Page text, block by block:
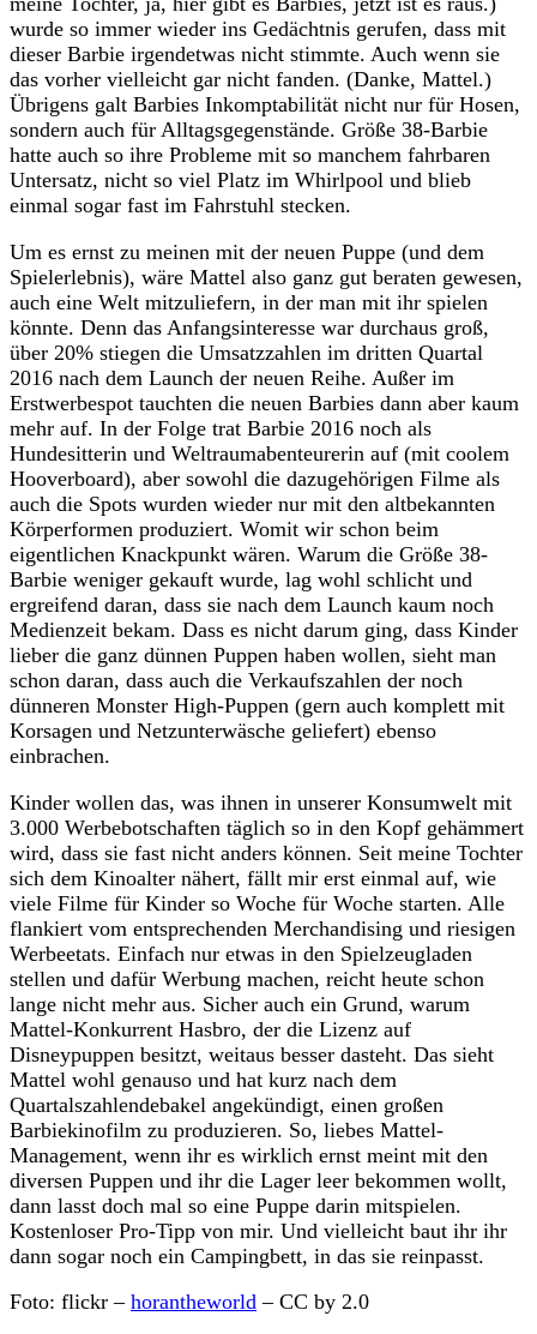
wurde so immer wieder ins Gedächtnis gerufen, dass mit
dieser Barbie irgendetwas nicht stimmte. Auch wenn sie
das vorher vielleicht gar nicht fanden. (Danke, Mattel.)
Übrigens galt Barbies Inkomptabilität nicht nur für Hosen,
sondern auch für Alltagsgegenstände. Größe 38-Barbie
hatte auch so ihre Probleme mit so manchem fahrbaren
Untersatz, nicht so viel Platz im Whirlpool und blieb
einmal sogar fast im Fahrstuhl stecken.
Um es ernst zu meinen mit der neuen Puppe (und dem
Spielerlebnis), wäre Mattel also ganz gut beraten gewesen,
auch eine Welt mitzuliefern, in der man mit ihr spielen
könnte. Denn das Anfangsinteresse war durchaus groß,
über 20% stiegen die Umsatzzahlen im dritten Quartal
2016 nach dem Launch der neuen Reihe. Außer im
Erstwerbespot tauchten die neuen Barbies dann aber kaum
mehr auf. In der Folge trat Barbie 2016 noch als
Hundesitterin und Weltraumabenteurerin auf (mit coolem
Hooverboard), aber sowohl die dazugehörigen Filme als
auch die Spots wurden wieder nur mit den altbekannten
Körperformen produziert. Womit wir schon beim
eigentlichen Knackpunkt wären. Warum die Größe 38-
Barbie weniger gekauft wurde, lag wohl schlicht und
ergreifend daran, dass sie nach dem Launch kaum noch
Medienzeit bekam. Dass es nicht darum ging, dass Kinder
lieber die ganz dünnen Puppen haben wollen, sieht man
schon daran, dass auch die Verkaufszahlen der noch
dünneren Monster High-Puppen (gern auch komplett mit
Korsagen und Netzunterwäsche geliefert) ebenso
einbrachen.
Kinder wollen das, was ihnen in unserer Konsumwelt mit
3.000 Werbebotschaften täglich so in den Kopf gehämmert
wird, dass sie fast nicht anders können. Seit meine Tochter
sich dem Kinoalter nähert, fällt mir erst einmal auf, wie
viele Filme für Kinder so Woche für Woche starten. Alle
flankiert vom entsprechenden Merchandising und riesigen
Werbeetats. Einfach nur etwas in den Spielzeugladen
stellen und dafür Werbung machen, reicht heute schon
lange nicht mehr aus. Sicher auch ein Grund, warum
Mattel-Konkurrent Hasbro, der die Lizenz auf
Disneypuppen besitzt, weitaus besser dasteht. Das sieht
Mattel wohl genauso und hat kurz nach dem
Quartalszahlendebakel angekündigt, einen großen
Barbiekinofilm zu produzieren. So, liebes Mattel-
Management, wenn ihr es wirklich ernst meint mit den
diversen Puppen und ihr die Lager leer bekommen wollt,
dann lasst doch mal so eine Puppe darin mitspielen.
Kostenloser Pro-Tipp von mir. Und vielleicht baut ihr ihr
dann sogar noch ein Campingbett, in das sie reinpasst.
Foto: flickr – horantheworld – CC by 2.0